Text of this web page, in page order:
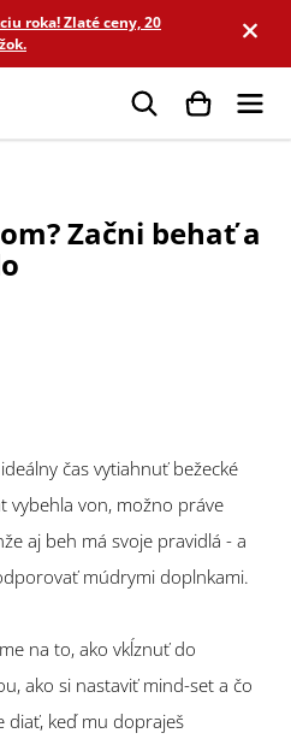
roka! Zlaté ceny, 20
Hľadať
Začni behať a
čas vytiahnuť bežecké
vybehla von, možno práve
aj beh má svoje pravidlá - a
múdrymi doplnkami.
na to, ako vkĺznuť do
ako si nastaviť mind-set a čo
diať, keď mu dopraješ